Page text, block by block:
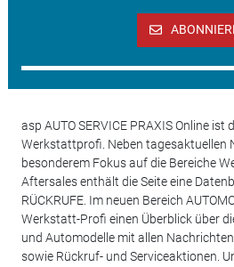
asp AUTO SERVICE PRAXIS Online
Werkstattprofi. Neben tagesaktuellen
besonderem Fokus auf die Bereiche
Aftersales enthält die Seite eine
RÜCKRUFE. Im neuen Bereich
Werkstatt-Profi einen Überblick über
und Automodelle mit allen
sowie Rückruf- und Serviceaktionen.